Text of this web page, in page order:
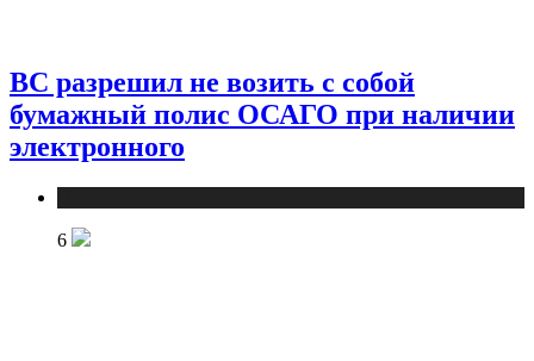
ВС разрешил не возить с собой
бумажный полис ОСАГО при наличии
электронного
6